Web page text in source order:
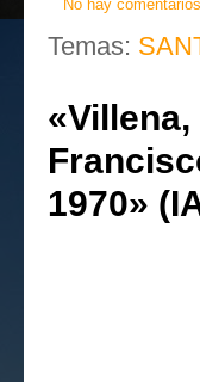
No hay
Temas:
1970»